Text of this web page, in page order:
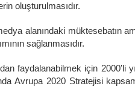
oluşturulmasıdır.
alanındaki müktesebatın
sağlanmasıdır.
faydalanabilmek için 2000’li
Avrupa 2020 Stratejisi